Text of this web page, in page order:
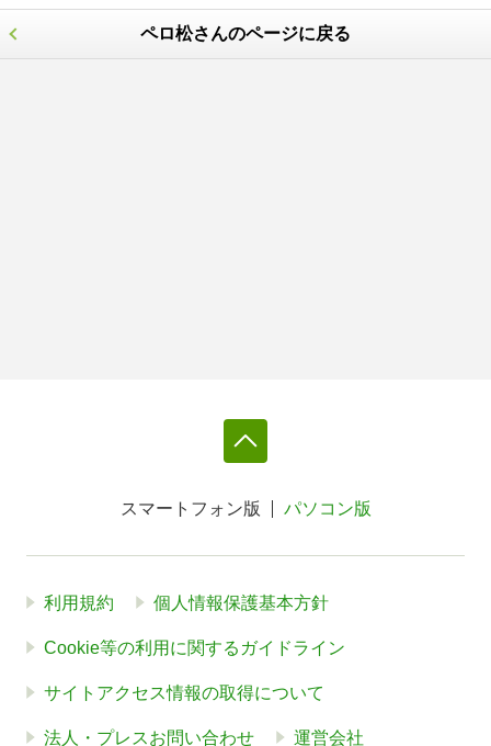
ペロ松さんのページに戻る
スマートフォン版 パソコン版
利用規約 個人情報保護基本方針
Cookie等の利用に関するガイドライン
サイトアクセス情報の取得について
法人・プレスお問い合わせ 運営会社